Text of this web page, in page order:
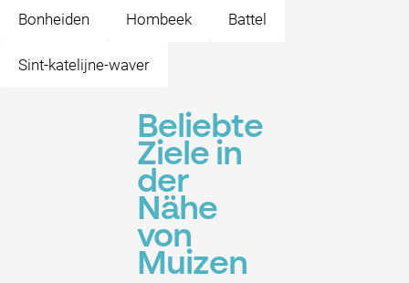
Bonheiden Hombeek Battel
Sint-katelijne-waver
Beliebte
Ziele in
der
Nähe
von
Muizen